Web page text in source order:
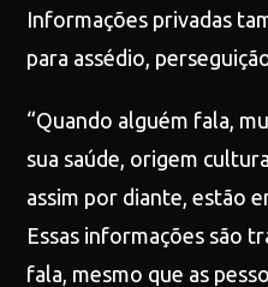
Informações privadas
para assédio,
“Quando alguém fala,
sua saúde, origem
assim por diante, estão
Essas informações são
fala, mesmo que as